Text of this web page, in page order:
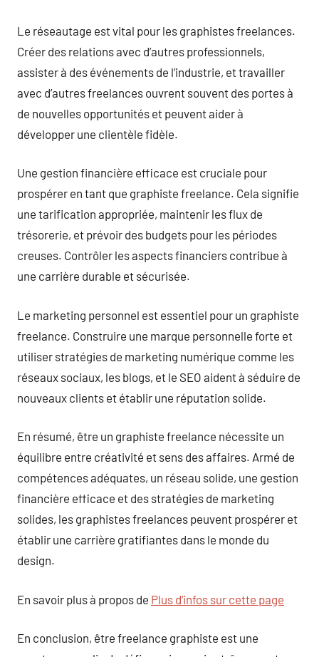
Le réseautage est vital pour les graphistes freelances.
Créer des relations avec d’autres professionnels,
assister à des événements de l’industrie, et travailler
avec d’autres freelances ouvrent souvent des portes à
de nouvelles opportunités et peuvent aider à
développer une clientèle fidèle.
Une gestion financière efficace est cruciale pour
prospérer en tant que graphiste freelance. Cela signifie
une tarification appropriée, maintenir les flux de
trésorerie, et prévoir des budgets pour les périodes
creuses. Contrôler les aspects financiers contribue à
une carrière durable et sécurisée.
Le marketing personnel est essentiel pour un graphiste
freelance. Construire une marque personnelle forte et
utiliser stratégies de marketing numérique comme les
réseaux sociaux, les blogs, et le SEO aident à séduire de
nouveaux clients et établir une réputation solide.
En résumé, être un graphiste freelance nécessite un
équilibre entre créativité et sens des affaires. Armé de
compétences adéquates, un réseau solide, une gestion
financière efficace et des stratégies de marketing
solides, les graphistes freelances peuvent prospérer et
établir une carrière gratifiantes dans le monde du
design.
En savoir plus à propos de Plus d’infos sur cette page
En conclusion, être freelance graphiste est une